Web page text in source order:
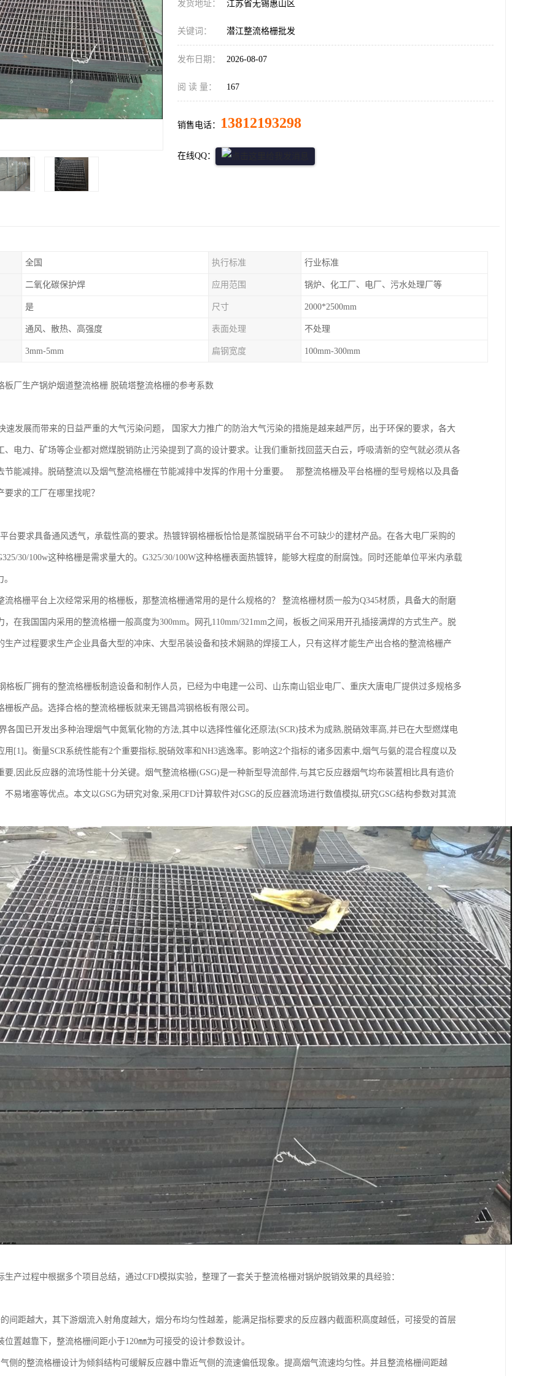
发货地址： 江苏省无锡惠山区
关键词： 潜江整流格栅批发
发布日期： 2026-08-07
阅 读 量： 167
销售电话： 13812193298
在线QQ：
全国 执行标准 行业标准
二氧化碳保护焊 应用范围 锅炉、化工厂、电厂、污水处理厂等
是 尺寸 2000*2500mm
通风、散热、高强度 表面处理 不处理
3mm-5mm 扁钢宽度 100mm-300mm
板厂生产锅炉烟道整流格栅 脱硫塔整流格栅的参考系数
发展而带来的日益严重的大气污染问题， 国家大力推广的防治大气污染的措施是越来越严厉，出于环保的要求，各大
、电力、矿场等企业都对燃煤脱销防止污染提到了高的设计要求。让我们重新找回蓝天白云，呼吸清新的空气就必须从各
节能减排。脱硝整流以及烟气整流格栅在节能减排中发挥的作用十分重要。 那整流格栅及平台格栅的型号规格以及具备
要求的工厂在哪里找呢？
要求具备通风透气，承载性高的要求。热镀锌钢格栅板恰恰是蒸馏脱硝平台不可缺少的建材产品。在各大电厂采购的
30/100w这种格栅是需求量大的。G325/30/100W这种格栅表面热镀锌，能够大程度的耐腐蚀。同时还能单位平米内承载
。
流格栅平台上次经常采用的格栅板，那整流格栅通常用的是什么规格的？ 整流格栅材质一般为Q345材质，具备大的耐磨
，在我国国内采用的整流格栅一般高度为300mm。网孔110mm/321mm之间，板板之间采用开孔插接满焊的方式生产。脱
生产过程要求生产企业具备大型的冲床、大型吊装设备和技术娴熟的焊接工人，只有这样才能生产出合格的整流格栅产
板厂拥有的整流格栅板制造设备和制作人员，已经为中电建一公司、山东南山铝业电厂、重庆大唐电厂提供过多规格多
栅板产品。选择合格的整流格栅板就来无锡昌鸿钢格板有限公司。
各国已开发出多种治理烟气中氮氧化物的方法,其中以选择性催化还原法(SCR)技术为成熟,脱硝效率高,并已在大型燃煤电
用[1]。衡量SCR系统性能有2个重要指标,脱硝效率和NH3逃逸率。影响这2个指标的诸多因素中,烟气与氨的混合程度以及
要,因此反应器的流场性能十分关键。烟气整流格栅(GSG)是一种新型导流部件,与其它反应器烟气均布装置相比具有造价
不易堵塞等优点。本文以GSG为研究对象,采用CFD计算软件对GSG的反应器流场进行数值模拟,研究GSG结构参数对其流
生产过程中根据多个项目总结，通过CFD模拟实验，整理了一套关于整流格栅对锅炉脱销效果的具经验：
间距越大，其下游烟流入射角度越大，烟分布均匀性越差，能满足指标要求的反应器内截面积高度越低，可接受的首层
位置越靠下，整流格栅间距小于120㎜为可接受的设计参数设计。
侧的整流格栅设计为倾斜结构可缓解反应器中靠近气侧的流速偏低现象。提高烟气流速均匀性。并且整流格栅间距越